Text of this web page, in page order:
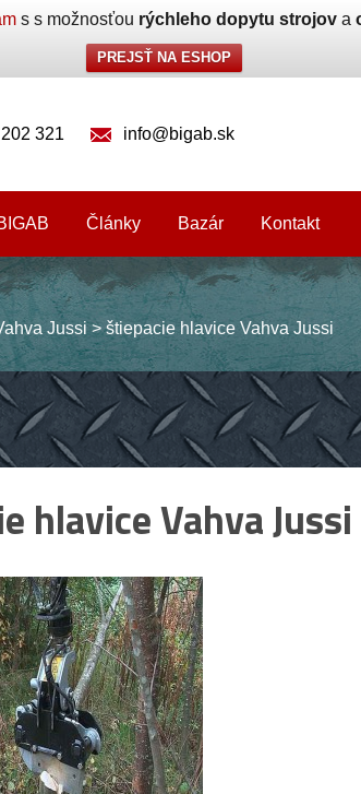
s s možnosťou rýchleho dopytu strojov a
PREJSŤ NA ESHOP
321 info@bigab.sk
Články Bazár Kontakt
Jussi>štiepacie hlavice Vahva Jussi
hlavice Vahva Jussi